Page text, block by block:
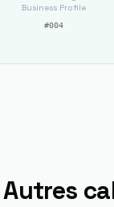
Business Profile
#004
Autres